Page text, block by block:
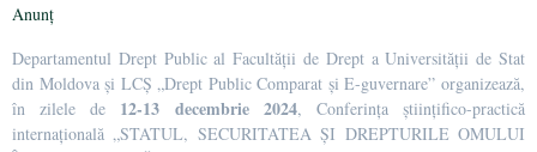
Anunț
Departamentul Drept Public al Facultății de Drept a Universității de Stat
din Moldova și LCȘ „Drept Public Comparat și E-guvernare” organizează,
în zilele de 12-13 decembrie 2024, Conferința științifico-practică
internațională „STATUL, SECURITATEA ȘI DREPTURILE OMULUI